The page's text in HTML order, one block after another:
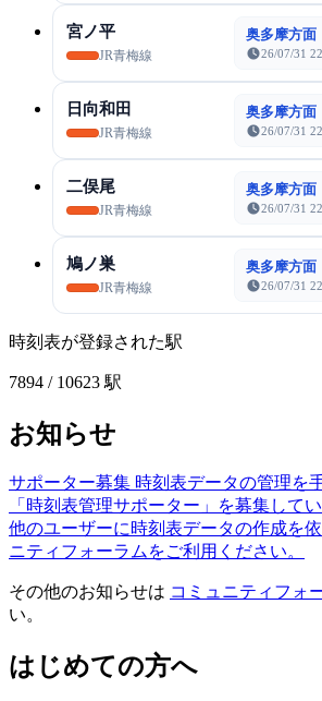
宮ノ平
JR青梅線
奥多摩方面
26/07/31
日向和田
JR青梅線
奥多摩方面
26/07/31
二俣尾
JR青梅線
奥多摩方面
26/07/31
鳩ノ巣
JR青梅線
奥多摩方面
26/07/31
時刻表が登録された駅
7894 / 10623 駅
お知らせ
サポーター募集 時刻表データの管理を
「時刻表管理サポーター」を募集してい
他のユーザーに時刻表データの作成を
ニティフォーラムをご利用ください。
その他のお知らせは コミュニティフォ
い。
はじめての方へ